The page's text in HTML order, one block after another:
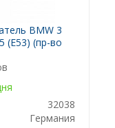
BMW 3
(E53) (пр-во
32038
Германия